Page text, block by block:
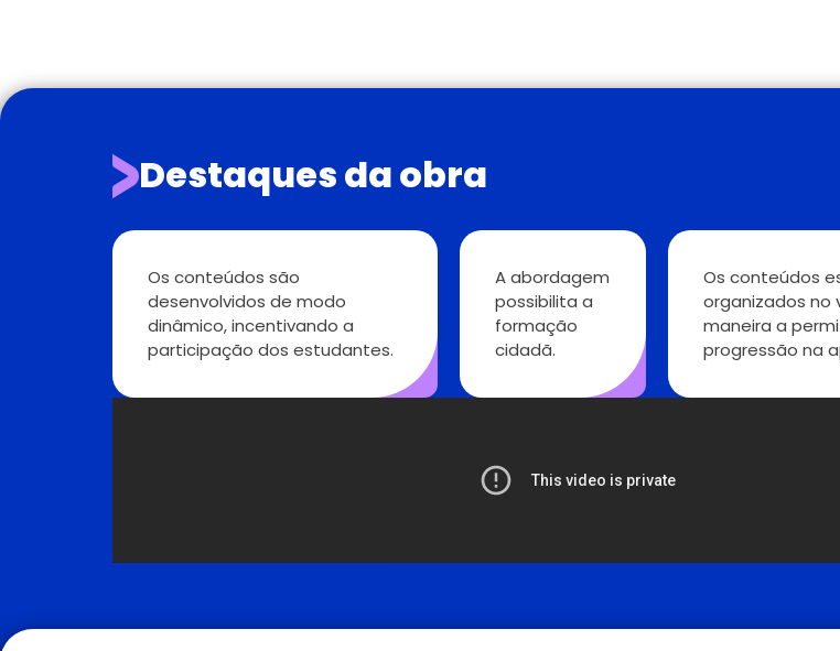
Destaques da obra
Os conteúdos são
desenvolvidos de modo
dinâmico, incentivando a
participação dos estudantes.
A abordagem
possibilita a
formação
cidadã.
Os conteúdos
organizados no
maneira a
progressão na